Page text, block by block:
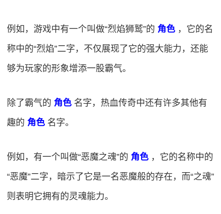
例如，游戏中有一个叫做“烈焰狮鹫”的 角色 ，它的名
称中的“烈焰”二字，不仅展现了它的强大能力，还能
够为玩家的形象增添一股霸气。
除了霸气的 角色 名字，热血传奇中还有许多其他有
趣的 角色 名字。
例如，有一个叫做“恶魔之魂”的 角色 ，它的名称中的
“恶魔”二字，暗示了它是一名恶魔般的存在，而“之魂”
则表明它拥有的灵魂能力。